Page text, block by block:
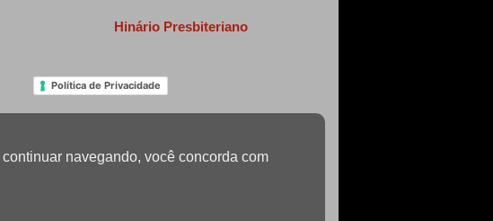
Hinário Presbiteriano
Política de Privacidade
navegando, você concorda com